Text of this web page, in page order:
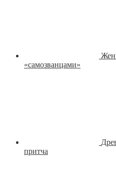
«самозванцами»
притча